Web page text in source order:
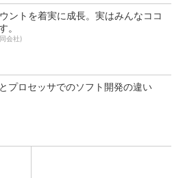
ントを着実に成長。実はみんなココ
。
会社)
プロセッサでのソフト開発の違い